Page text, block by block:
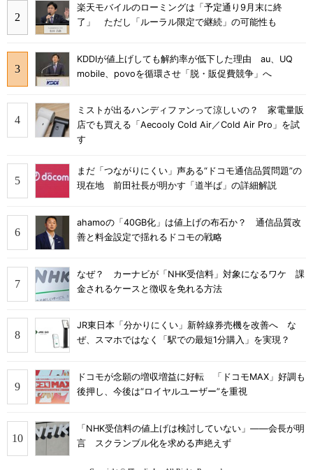
楽天モバイルのローミングは「予定通り9月末に終
了」 ただし「ルーラル限定で継続」の可能性も
KDDIが値上げしても解約率が低下した理由 au、UQ
mobile、povoを循環させ「脱・販促費競争」へ
ミストが出るハンディファンって涼しいの？ 家電量販
店でも買える「Aecooly Cold Air／Cold Air Pro」を試
す
まだ「つながりにくい」声ある“ドコモ通信品質問題”の
現在地 前田社長が明かす「道半ば」の詳細解説
ahamoの「40GB化」は値上げの布石か？ 通信品質改
善と料金設定で揺れるドコモの戦略
なぜ？ カーナビが「NHK受信料」対象になるワケ 課
金されるケースと徴収を免れる方法
JR東日本「分かりにくい」新幹線券売機を改善へ な
ぜ、スマホではなく「駅での最短1分購入」を実現？
ドコモが念願の増収増益に好転 「ドコモMAX」好調も
後押し、今後は“ロイヤルユーザー”を重視
「NHK受信料の値上げは検討していない」――会長が明
言 スクランブル化を求める声絶えず